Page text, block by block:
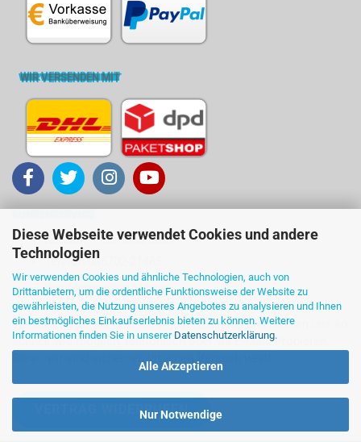
Diese Webseite verwendet Cookies und andere
Technologien
Wir verwenden Cookies und ähnliche Technologien, auch von
Drittanbietern, um die ordentliche Funktionsweise der Website zu
gewährleisten, die Nutzung unseres Angebotes zu analysieren und Ihnen
ein bestmögliches Einkaufserlebnis bieten zu können. Weitere
Informationen finden Sie in unserer Datenschutzerklärung.
Alle Akzeptieren
Nur Notwendige
WIR VERSENDEN MIT
Kontakt ... Sie sind dran!
Telefon 036702-21485
Ihre Meinung und Ideen
Wir denken für Sie über die Antworten nach und melden uns so
schnell wie möglich, telefonisch oder via E-Mail. Probieren
Sie's - wir sind sicher: es ist einen Versuch wert!
VERTRAG WIDERRUFEN